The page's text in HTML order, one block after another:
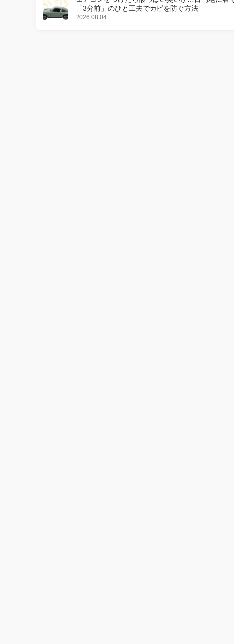
「3分前」のひと工夫でカビを防ぐ方法
2026.08.04